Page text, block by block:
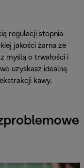
regulacji stopnia
jakości żarna ze
myślą o trwałości i
uzyskasz idealną
kawy.